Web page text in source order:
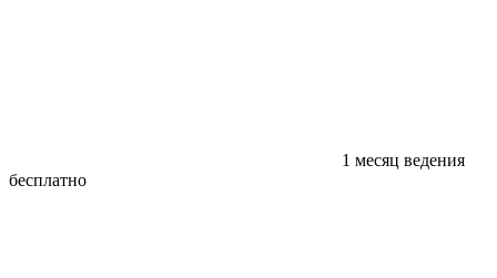
1 месяц ведения
бесплатно